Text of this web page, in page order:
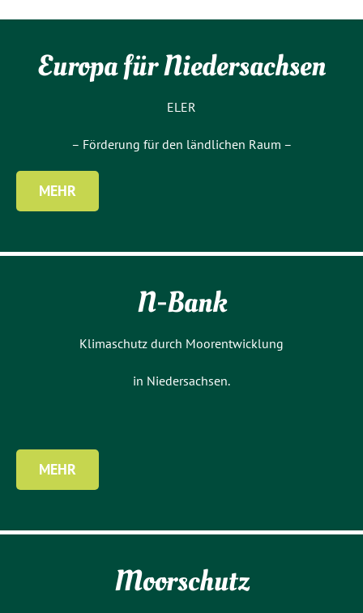
Europa für Niedersachsen
ELER
– Förderung für den ländlichen Raum –
MEHR
N-Bank
Klimaschutz durch Moorentwicklung
in Niedersachsen.
MEHR
Moorschutz